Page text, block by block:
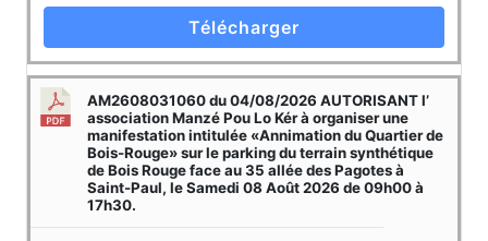
Télécharger
AM2608031060 du 04/08/2026 AUTORISANT l’
association Manzé Pou Lo Kér à organiser une
manifestation intitulée «Annimation du Quartier de
Bois-Rouge» sur le parking du terrain synthétique
de Bois Rouge face au 35 allée des Pagotes à
Saint-Paul, le Samedi 08 Août 2026 de 09h00 à
17h30.